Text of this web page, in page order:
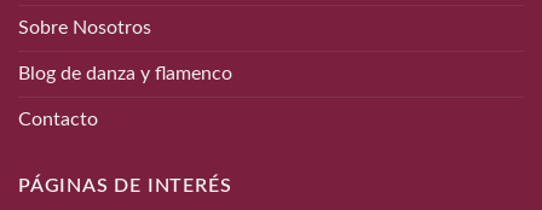
Sobre Nosotros
Blog de danza y flamenco
Contacto
PÁGINAS DE INTERÉS